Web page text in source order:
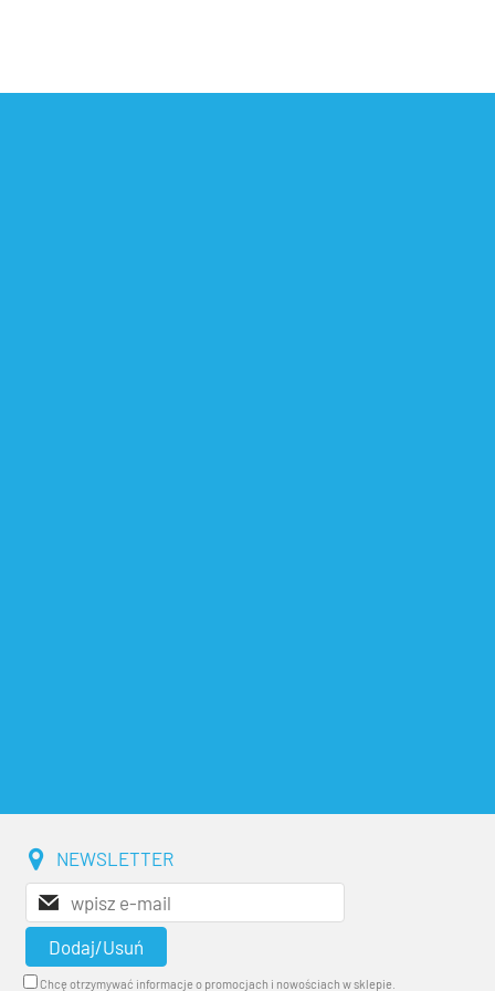
NEWSLETTER
Chcę otrzymywać informacje o promocjach i nowościach w sklepie.